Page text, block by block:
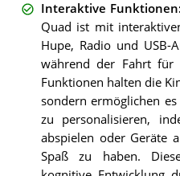
Interaktive Funktionen:
Quad ist mit
Hupe, Radio und USB-
während der Fahrt für
Funktionen halten die
sondern ermöglichen
zu personalisieren,
abspielen oder Geräte
Spaß zu haben.